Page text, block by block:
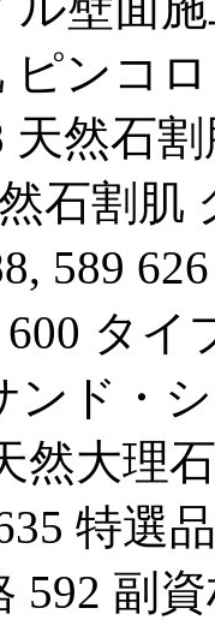
ピンコ
天然石
石割肌
589
600 タ
ンド・
然大理
特選
592 副